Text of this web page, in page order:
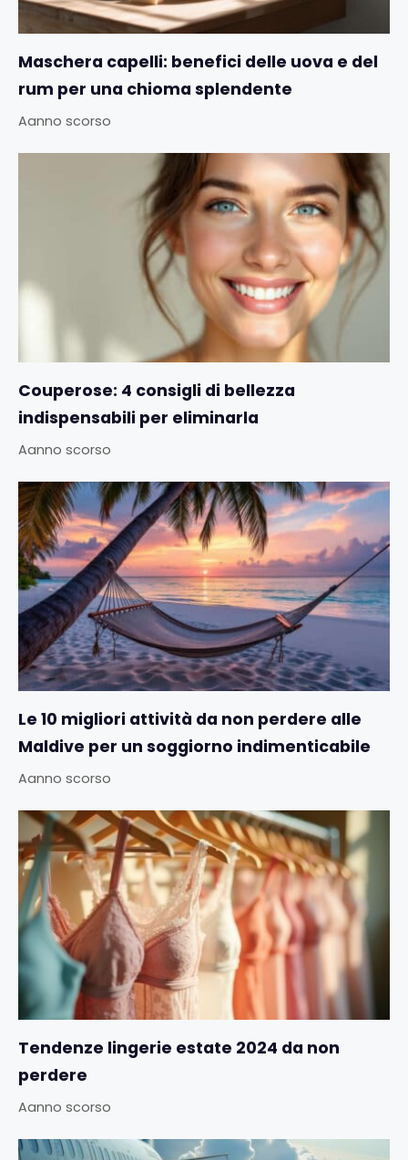
Maschera capelli: benefici delle uova e del
rum per una chioma splendente
Aanno scorso
Couperose: 4 consigli di bellezza
indispensabili per eliminarla
Aanno scorso
Le 10 migliori attività da non perdere alle
Maldive per un soggiorno indimenticabile
Aanno scorso
Tendenze lingerie estate 2024 da non
perdere
Aanno scorso